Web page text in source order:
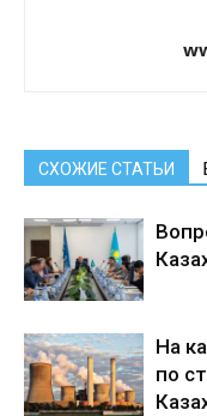
СХОЖИЕ СТАТЬИ
На
по